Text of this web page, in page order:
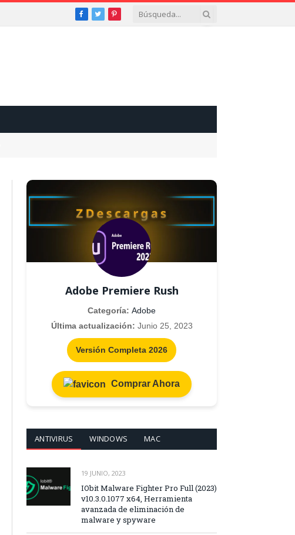
Facebook
TwitterPinterest
Adobe Premiere Rush
Categoría: Adobe
Última actualización: Junio 25, 2023
Versión Completa 2026
Comprar Ahora
ANTIVIRUS WINDOWS MAC
19 JUNIO, 2023
IObit Malware Fighter Pro Full (2023)
v10.3.0.1077 x64, Herramienta
avanzada de eliminación de
malware y spyware